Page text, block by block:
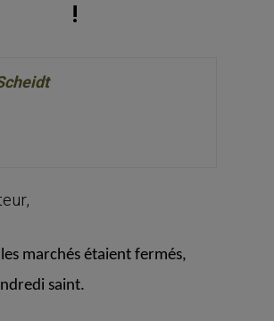
!
marchés étaient fermés,
saint.